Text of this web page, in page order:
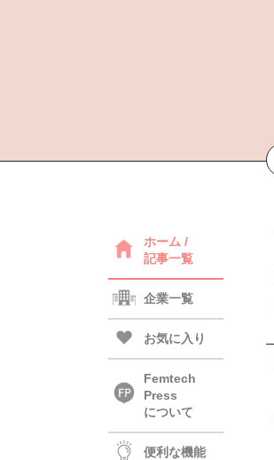
ホーム /
記事一覧
企業一覧
お気に入り
Femtech
Press
について
便利な機能